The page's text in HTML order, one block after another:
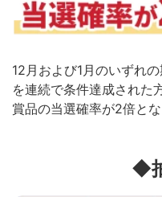
12月および1月のいずれ
を連続で条件達成された
賞品の当選確率が2倍とな
◆